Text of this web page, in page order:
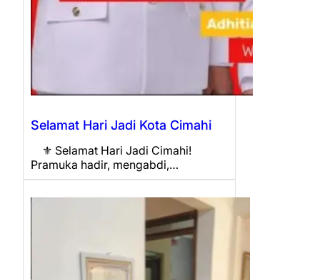
Selamat Hari Jadi Kota Cimahi
⚜️ Selamat Hari Jadi Cimahi!
Pramuka hadir, mengabdi,…